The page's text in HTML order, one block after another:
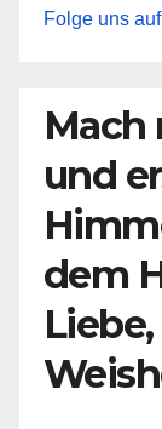
Folge uns
Mach
und
dem